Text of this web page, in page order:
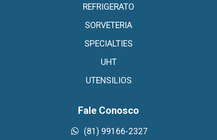
REFRIGERATO
SORVETERIA
SPECIALTIES
UHT
UTENSILIOS
Fale Conosco
(81) 99166-2327